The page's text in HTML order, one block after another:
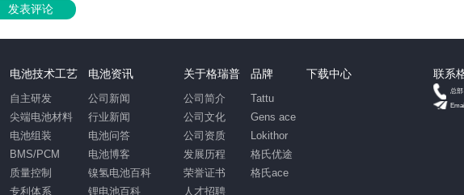
发表评论
电池技术工艺
自主研发
尖端电池材料
电池组装
BMS/PCM
质量控制
专利体系
电池资讯
公司新闻
行业新闻
电池问答
电池博客
镍氢电池百科
锂电池百科
关于格瑞普
公司简介
公司文化
公司资质
发展历程
荣誉证书
人才招聘
品牌
Tattu
Gens ace
Lokithor
格氏优途
格氏ace
下载中心 联系
总部